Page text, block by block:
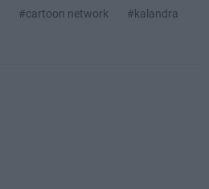
#cartoon network
#kalandra